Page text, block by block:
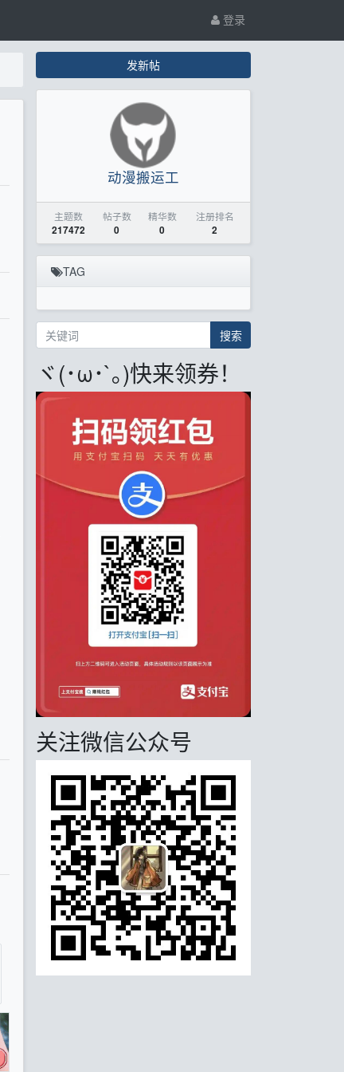
登录
发新帖
动漫搬运工
主题数
217472
帖子数
0
精华数
0
注册排名
2
TAG
搜索
ヾ(･ω･`｡)快来领券！
关注微信公众号